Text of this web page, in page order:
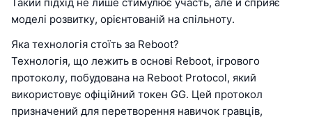
моделі розвитку, орієнтованій на спільноту.
Яка технологія стоїть за Reboot?
Технологія, що лежить в основі Reboot, ігрового
протоколу, побудована на Reboot Protocol, який
використовує офіційний токен GG. Цей протокол
призначений для перетворення навичок гравців,